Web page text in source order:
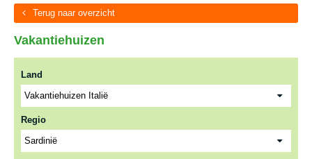
Terug naar overzicht
Vakantiehuizen
Land
Regio